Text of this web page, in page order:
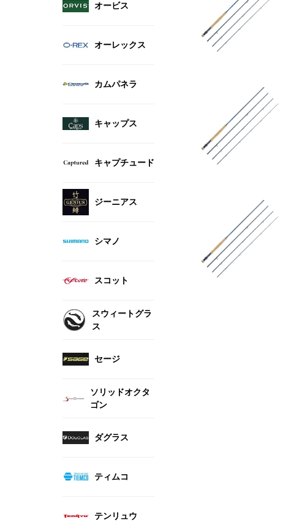
オービス
オーレックス
カムパネラ
キャップス
キャプチュード
ジーニアス
シマノ
スコット
スウィートグラ
ス
セージ
ソリッドオクタ
ゴン
ダグラス
ティムコ
テンリュウ